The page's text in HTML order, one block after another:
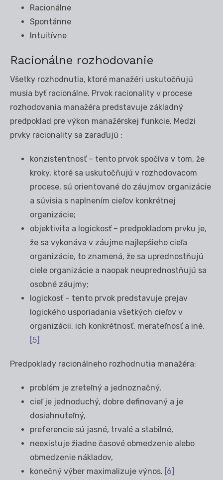
Racionálne
Spontánne
Intuitívne
Racionálne rozhodovanie
Všetky rozhodnutia, ktoré manažéri uskutočňujú
musia byť racionálne. Prvok racionality v procese
rozhodovania manažéra predstavuje základný
predpoklad pre výkon manažérskej funkcie. Medzi
prvky racionality sa zaraďujú :
konzistentnosť – tento prvok spočíva v tom, že
kroky, ktoré sa uskutočňujú v rozhodovacom
procese, sú orientované do záujmov organizácie
a súvisia s naplnením cieľov konkrétnej
organizácie;
objektivita a logickosť – predpokladom prvku je,
že sa vykonáva v záujme najlepšieho cieľa
organizácie, to znamená, že sa uprednostňujú
ciele organizácie a naopak neuprednostňujú sa
osobné záujmy;
logickosť – tento prvok predstavuje prejav
logického usporiadania všetkých cieľov v
organizácii, ich konkrétnosť, merateľnosť a iné.
[5]
Predpoklady racionálneho rozhodnutia manažéra:
problém je zreteľný a jednoznačný,
cieľ je jednoduchý, dobre definovaný a je
dosiahnuteľný,
preferencie sú jasné, trvalé a stabilné,
neexistuje žiadne časové obmedzenie alebo
obmedzenie nákladov,
konečný výber maximalizuje výnos. [6]